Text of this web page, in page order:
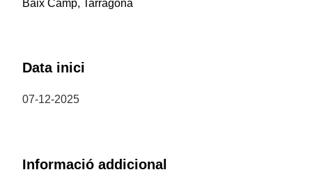
Baix Camp, Tarragona
Data inici
07-12-2025
Informació addicional